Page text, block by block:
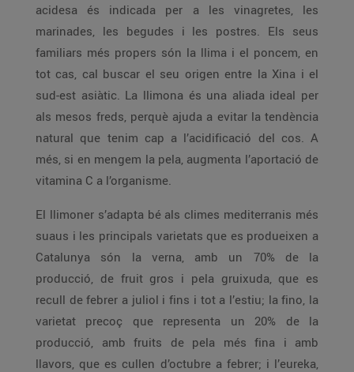
acidesa és indicada per a les vinagretes, les
marinades, les begudes i les postres. Els seus
familiars més propers són la llima i el poncem, en
tot cas, cal buscar el seu origen entre la Xina i el
sud-est asiàtic. La llimona és una aliada ideal per
als mesos freds, perquè ajuda a evitar la tendència
natural que tenim cap a l’acidificació del cos. A
més, si en mengem la pela, augmenta l’aportació de
vitamina C a l’organisme.
El llimoner s’adapta bé als climes mediterranis més
suaus i les principals varietats que es produeixen a
Catalunya són la verna, amb un 70% de la
producció, de fruit gros i pela gruixuda, que es
recull de febrer a juliol i fins i tot a l’estiu; la fino, la
varietat precoç que representa un 20% de la
producció, amb fruits de pela més fina i amb
llavors, que es cullen d’octubre a febrer; i l’eureka,